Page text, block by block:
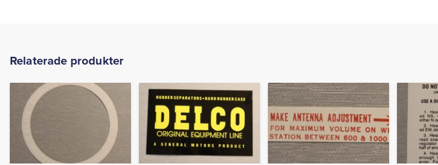
Relaterade produkter